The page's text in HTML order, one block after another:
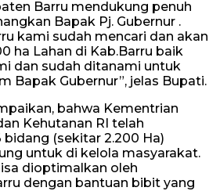
Barru mendukung penuh
Bapak Pj. Gubernur .
kami sudah mencari dan akan
ha Lahan di Kab.Barru baik
dan sudah ditanami untuk
Bapak Gubernur”, jelas Bupati.
bahwa Kementrian
Kehutanan RI telah
bidang (sekitar 2.200 Ha)
untuk di kelola masyarakat.
dioptimalkan oleh
dengan bantuan bibit yang